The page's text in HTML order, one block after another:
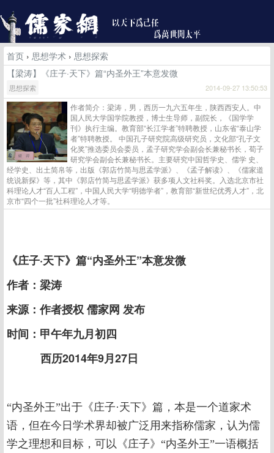
首页 › 思想学术 › 思想探索
【梁涛】《庄子·天下》篇“内圣外王”本意发微
思想探索 2014-09-27 13:50:53
作者简介：梁涛，男，西历一九六五年生，陕西西安人。中
国人民大学国学院教授，博士生导师，副院长，《国学学
刊》执行主编。教育部“长江学者”特聘教授，山东省“泰山学
者”特聘教授。 中国孔子研究院高级研究员，文化部“孔子文
化奖”推选委员会委员，孟子研究学会副会长兼秘书长，荀子
研究学会副会长兼秘书长。主要研究中国哲学史、儒学 史、
经学史、出土简帛等，出版《郭店竹简与思孟学派》、《孟子解读》、《儒家道
统说新探》等，其中《郭店竹简与思孟学派》获多项人文社科奖。入选北京市社
科理论人才“百人工程”，中国人民大学“明德学者”，教育部“新世纪优秀人才”，北
京市“四个一批”社科理论人才等。
《庄子·天下》篇“内圣外王”本意发微
作者：梁涛
来源：作者授权 儒家网 发布
时间：甲午年九月初四
西历2014年9月27日
“内圣外王”出于《庄子·天下》篇，本是一个道家术
语，但在今日学术界却被广泛用来指称儒家，认为儒
学之理想和目标，可以《庄子》“内圣外王”一语概括